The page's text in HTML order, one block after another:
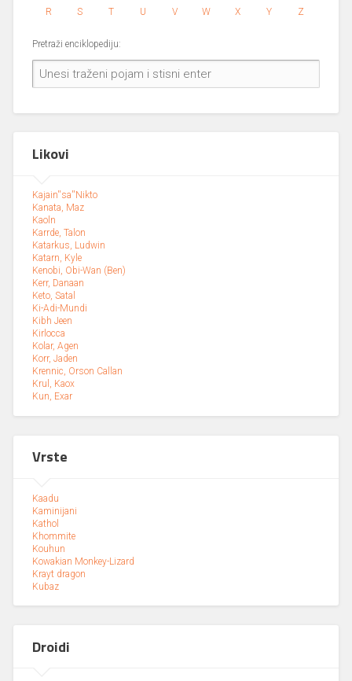
R S T U V W X Y Z
Pretraži enciklopediju:
Likovi
Kajain''sa''Nikto
Kanata, Maz
Kaoln
Karrde, Talon
Katarkus, Ludwin
Katarn, Kyle
Kenobi, Obi-Wan (Ben)
Kerr, Danaan
Keto, Satal
Ki-Adi-Mundi
Kibh Jeen
Kirlocca
Kolar, Agen
Korr, Jaden
Krennic, Orson Callan
Krul, Kaox
Kun, Exar
Vrste
Kaadu
Kaminijani
Kathol
Khommite
Kouhun
Kowakian Monkey-Lizard
Krayt dragon
Kubaz
Droidi